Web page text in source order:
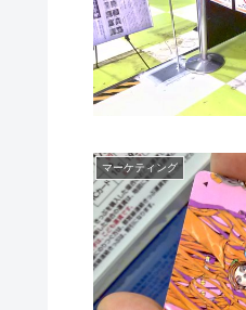
マーケティング